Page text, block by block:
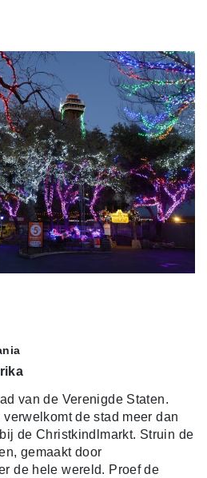
van de Verenigde Staten.
de stad meer dan
de Christkindlmarkt. Struin de
gemaakt door
de hele wereld. Proef de